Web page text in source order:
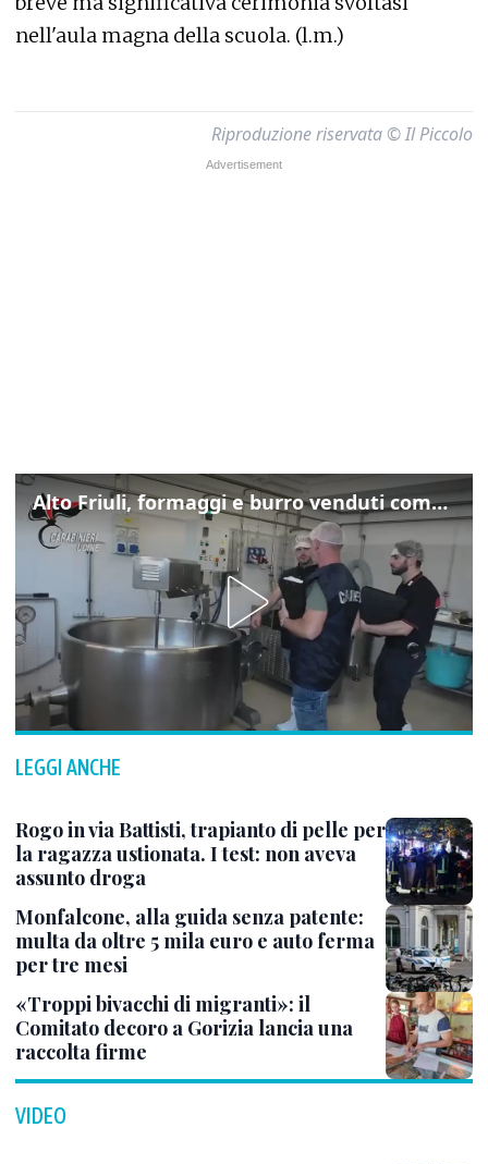
nell'aula magna della scuola. (l.m.)
Riproduzione riservata © Il Piccolo
Alto Friuli, formaggi e burro venduti come locali: nei prodotti latte da fuori regione e dall’estero
LEGGI ANCHE
Rogo in via Battisti, trapianto di pelle per
la ragazza ustionata. I test: non aveva
assunto droga
Monfalcone, alla guida senza patente:
multa da oltre 5 mila euro e auto ferma
per tre mesi
«Troppi bivacchi di migranti»: il
Comitato decoro a Gorizia lancia una
raccolta firme
VIDEO